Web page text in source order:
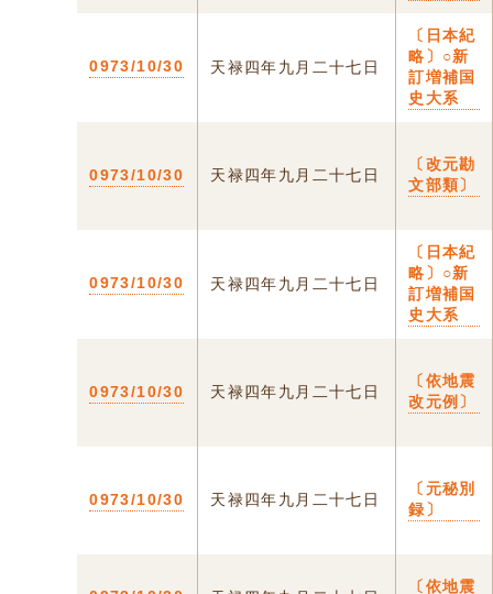
0973/10/30 天禄四年九月二十七日
〔日本紀
略〕○新
訂増補国
史大系
0973/10/30 天禄四年九月二十七日
〔改元勘
文部類〕
0973/10/30 天禄四年九月二十七日
〔日本紀
略〕○新
訂増補国
史大系
0973/10/30 天禄四年九月二十七日
〔依地震
改元例〕
0973/10/30 天禄四年九月二十七日
〔元秘別
録〕
〔依地震